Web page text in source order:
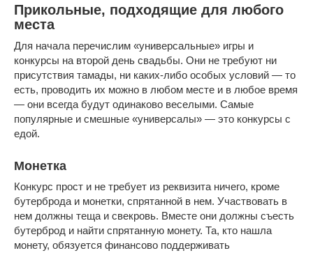
Прикольные, подходящие для любого
места
Для начала перечислим «универсальные» игры и
конкурсы на второй день свадьбы. Они не требуют ни
присутствия тамады, ни каких-либо особых условий — то
есть, проводить их можно в любом месте и в любое время
— они всегда будут одинаково веселыми. Самые
популярные и смешные «универсалы» — это конкурсы c
едой.
Монетка
Конкурс прост и не требует из реквизита ничего, кроме
бутерброда и монетки, спрятанной в нем. Участвовать в
нем должны теща и свекровь. Вместе они должны съесть
бутерброд и найти спрятанную монету. Та, кто нашла
монету, обязуется финансово поддерживать